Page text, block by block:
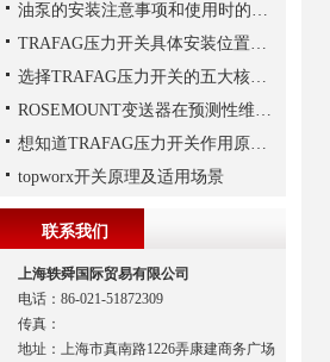
油泵的安装注意事项和使用时的维护
TRAFAG压力开关具体安装位置的选择
选择TRAFAG压力开关的五大核心理由
ROSEMOUNT变送器在预测性维护与数字化工厂中的实战应用
想知道TRAFAG压力开关作用原理，那就看本文
topworx开关原理及适用场景
联系我们
上海轶舜国际贸易有限公司
电话：86-021-51872309
传真：
地址：上海市真南路1226弄康建商务广场